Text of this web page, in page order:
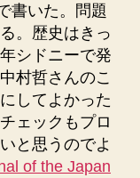
書いた。問題
。歴史はきっ
シドニーで発
村哲さんのこ
してよかった
ェックもプロ
と思うのでよ
of the Japan